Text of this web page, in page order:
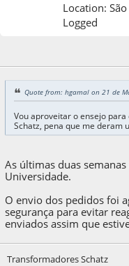
Location:
Logged
Quote from: hgamal on 21 de
Vou aproveitar o ensejo
Schatz, pena que me deram
As últimas duas
Universidade.
O envio dos pedidos foi
segurança para evitar
enviados assim que
Transformadores Schatz